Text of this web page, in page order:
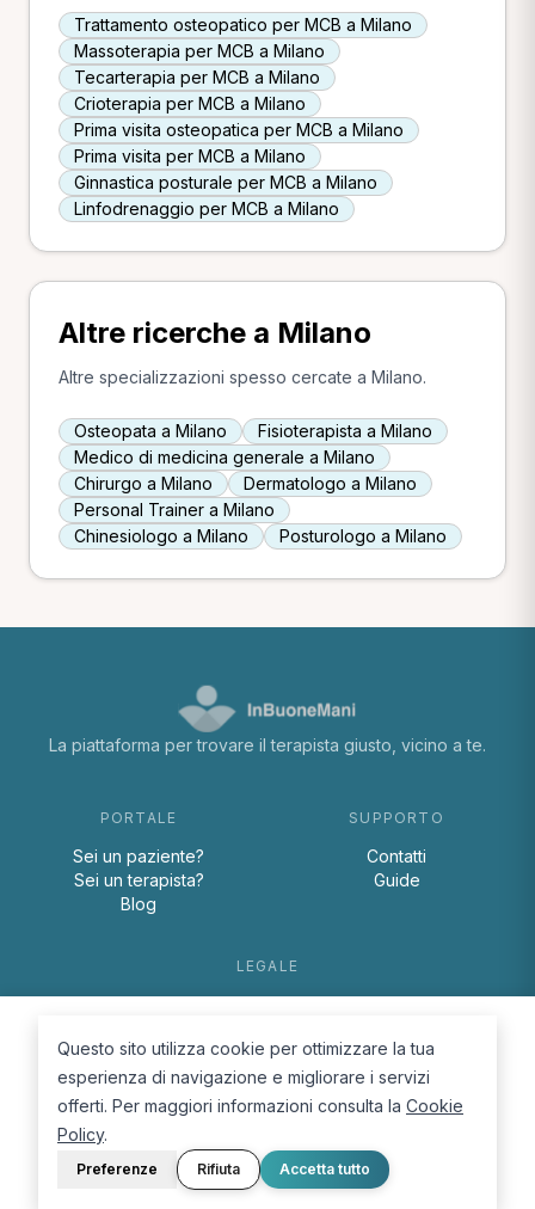
Trattamento osteopatico per MCB a Milano
Massoterapia per MCB a Milano
Tecarterapia per MCB a Milano
Crioterapia per MCB a Milano
Prima visita osteopatica per MCB a Milano
Prima visita per MCB a Milano
Ginnastica posturale per MCB a Milano
Linfodrenaggio per MCB a Milano
Altre ricerche a Milano
Altre specializzazioni spesso cercate a Milano.
Osteopata a Milano
Fisioterapista a Milano
Medico di medicina generale a Milano
Chirurgo a Milano
Dermatologo a Milano
Personal Trainer a Milano
Chinesiologo a Milano
Posturologo a Milano
La piattaforma per trovare il terapista giusto, vicino a te.
PORTALE
Sei un paziente?
Sei un terapista?
Blog
SUPPORTO
Contatti
Guide
LEGALE
Cookie Policy
Questo sito utilizza cookie per ottimizzare la tua
esperienza di navigazione e migliorare i servizi
offerti. Per maggiori informazioni consulta la Cookie
Policy.
Preferenze Rifiuta Accetta tutto